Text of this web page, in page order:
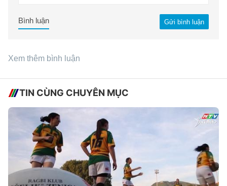
Gửi bình luận
Bình luận
Xem thêm bình luận
TIN CÙNG CHUYÊN MỤC